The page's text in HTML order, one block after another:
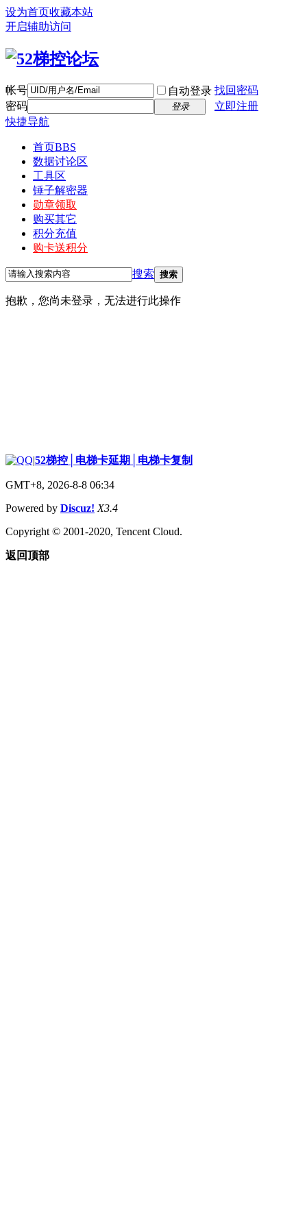
设为首页收藏本站
开启辅助访问
帐号 自动登录 找回密码
密码
登录
立即注册
快捷导航
首页BBS
数据讨论区
工具区
锤子解密器
勋章领取
购买其它
积分充值
购卡送积分
搜索 搜索
抱歉，您尚未登录，无法进行此操作
|52梯控│电梯卡延期│电梯卡复制
GMT+8, 2026-8-8 06:34
Powered by Discuz! X3.4
Copyright © 2001-2020, Tencent Cloud.
返回顶部